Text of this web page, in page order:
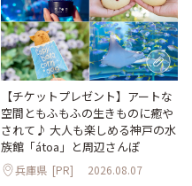
【チケットプレゼント】アートな
空間ともふもふの生きものに癒や
されて♪ 大人も楽しめる神戸の水
族館「átoa」と周辺さんぽ
兵庫県 [PR] 2026.08.07